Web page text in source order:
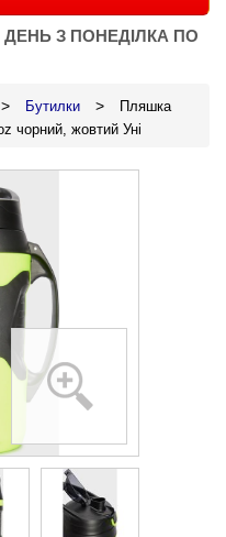
З ПОНЕДІЛКА ПО
> Бутилки >
Пляшка
чорний, жовтий Уні